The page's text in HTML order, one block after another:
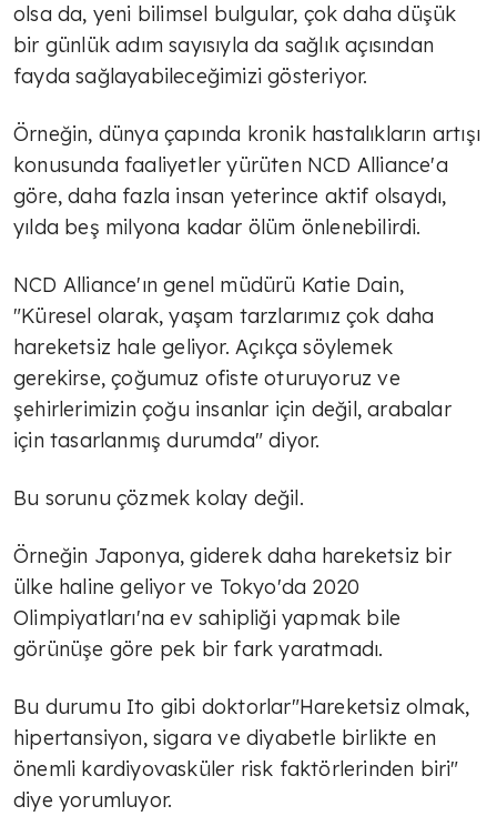
olsa da, yeni bilimsel bulgular, çok daha düşük
bir günlük adım sayısıyla da sağlık açısından
fayda sağlayabileceğimizi gösteriyor.
Örneğin, dünya çapında kronik hastalıkların artışı
konusunda faaliyetler yürüten NCD Alliance'a
göre, daha fazla insan yeterince aktif olsaydı,
yılda beş milyona kadar ölüm önlenebilirdi.
NCD Alliance'ın genel müdürü Katie Dain,
"Küresel olarak, yaşam tarzlarımız çok daha
hareketsiz hale geliyor. Açıkça söylemek
gerekirse, çoğumuz ofiste oturuyoruz ve
şehirlerimizin çoğu insanlar için değil, arabalar
için tasarlanmış durumda" diyor.
Bu sorunu çözmek kolay değil.
Örneğin Japonya, giderek daha hareketsiz bir
ülke haline geliyor ve Tokyo'da 2020
Olimpiyatları'na ev sahipliği yapmak bile
görünüşe göre pek bir fark yaratmadı.
Bu durumu Ito gibi doktorlar"Hareketsiz olmak,
hipertansiyon, sigara ve diyabetle birlikte en
önemli kardiyovasküler risk faktörlerinden biri"
diye yorumluyor.